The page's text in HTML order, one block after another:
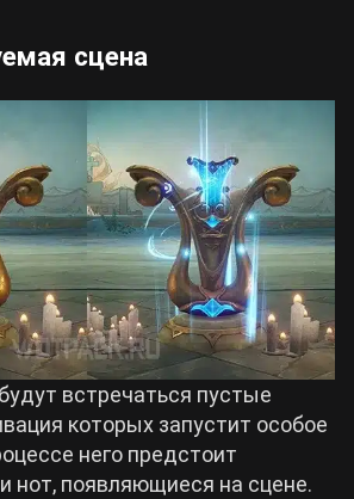
сцена
встречаться пустые
которых запустит особое
него предстоит
нот, появляющиеся на сцене.